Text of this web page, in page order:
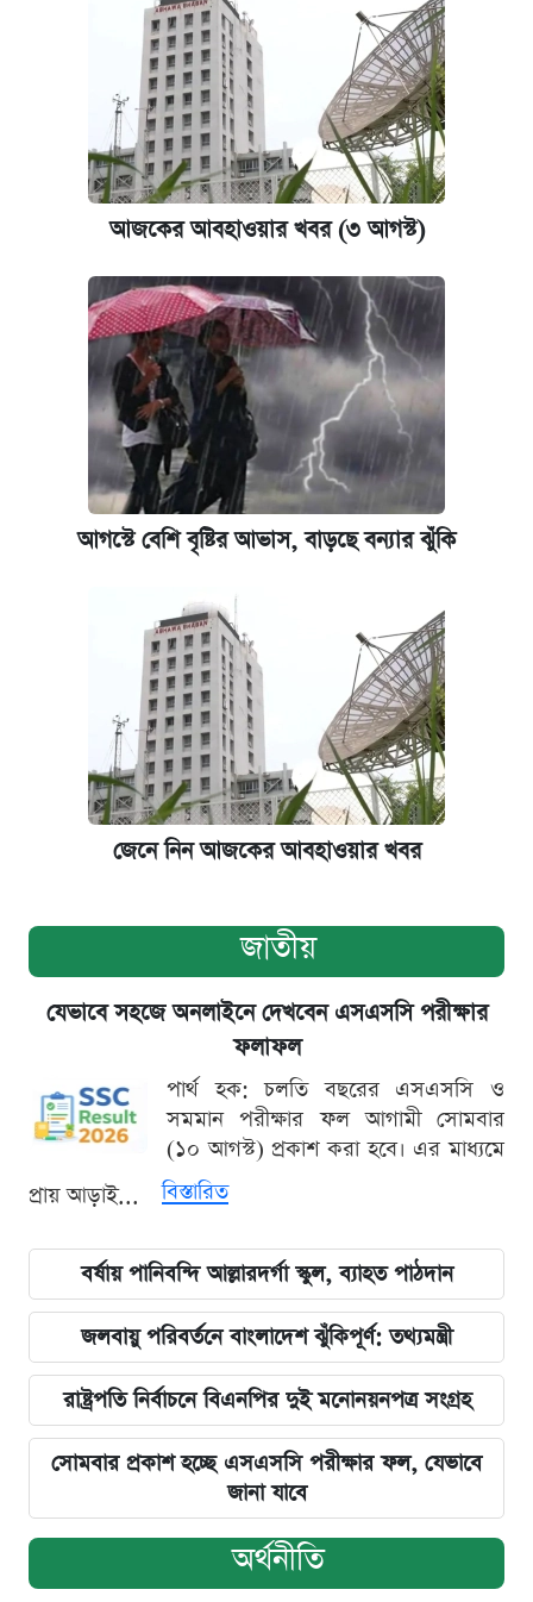
আজকের আবহাওয়ার খবর (৩ আগস্ট)
আগস্টে বেশি বৃষ্টির আভাস, বাড়ছে বন্যার ঝুঁকি
জেনে নিন আজকের আবহাওয়ার খবর
জাতীয়
যেভাবে সহজে অনলাইনে দেখবেন এসএসসি পরীক্ষার
ফলাফল
পার্থ হক: চলতি বছরের এসএসসি ও
সমমান পরীক্ষার ফল আগামী সোমবার
(১০ আগস্ট) প্রকাশ করা হবে। এর মাধ্যমে
প্রায় আড়াই...
বিস্তারিত
বর্ষায় পানিবন্দি আল্লারদর্গা স্কুল, ব্যাহত পাঠদান
জলবায়ু পরিবর্তনে বাংলাদেশ ঝুঁকিপূর্ণ: তথ্যমন্ত্রী
রাষ্ট্রপতি নির্বাচনে বিএনপির দুই মনোনয়নপত্র সংগ্রহ
সোমবার প্রকাশ হচ্ছে এসএসসি পরীক্ষার ফল, যেভাবে
জানা যাবে
অর্থনীতি